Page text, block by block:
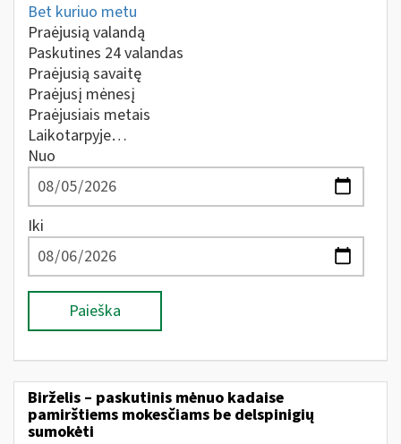
Bet kuriuo metu
Praėjusią valandą
Paskutines 24 valandas
Praėjusią savaitę
Praėjusį mėnesį
Praėjusiais metais
Laikotarpyje…
Nuo
Iki
Paieška
Birželis – paskutinis mėnuo kadaise
pamirštiems mokesčiams be delspinigių
sumokėti